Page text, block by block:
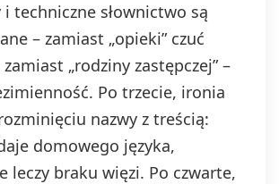
techniczne słownictwo są
– zamiast „opieki” czuć
„rodziny zastępczej” –
Po trzecie, ironia
nazwy z treścią:
domowego języka,
leczy braku więzi. Po czwarte,